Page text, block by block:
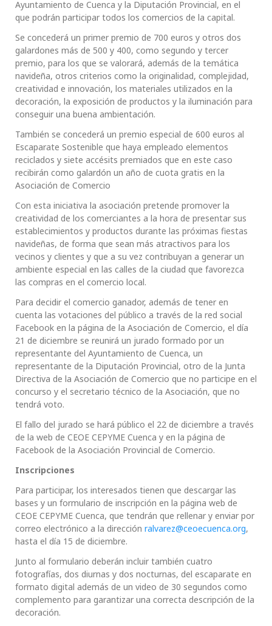
Ayuntamiento de Cuenca y la Diputación Provincial, en el
que podrán participar todos los comercios de la capital.
Se concederá un primer premio de 700 euros y otros dos
galardones más de 500 y 400, como segundo y tercer
premio, para los que se valorará, además de la temática
navideña, otros criterios como la originalidad, complejidad,
creatividad e innovación, los materiales utilizados en la
decoración, la exposición de productos y la iluminación para
conseguir una buena ambientación.
También se concederá un premio especial de 600 euros al
Escaparate Sostenible que haya empleado elementos
reciclados y siete accésits premiados que en este caso
recibirán como galardón un año de cuota gratis en la
Asociación de Comercio
Con esta iniciativa la asociación pretende promover la
creatividad de los comerciantes a la hora de presentar sus
establecimientos y productos durante las próximas fiestas
navideñas, de forma que sean más atractivos para los
vecinos y clientes y que a su vez contribuyan a generar un
ambiente especial en las calles de la ciudad que favorezca
las compras en el comercio local.
Para decidir el comercio ganador, además de tener en
cuenta las votaciones del público a través de la red social
Facebook en la página de la Asociación de Comercio, el día
21 de diciembre se reunirá un jurado formado por un
representante del Ayuntamiento de Cuenca, un
representante de la Diputación Provincial, otro de la Junta
Directiva de la Asociación de Comercio que no participe en el
concurso y el secretario técnico de la Asociación, que no
tendrá voto.
El fallo del jurado se hará público el 22 de diciembre a través
de la web de CEOE CEPYME Cuenca y en la página de
Facebook de la Asociación Provincial de Comercio.
Inscripciones
Para participar, los interesados tienen que descargar las
bases y un formulario de inscripción en la página web de
CEOE CEPYME Cuenca, que tendrán que rellenar y enviar por
correo electrónico a la dirección ralvarez@ceoecuenca.org,
hasta el día 15 de diciembre.
Junto al formulario deberán incluir también cuatro
fotografías, dos diurnas y dos nocturnas, del escaparate en
formato digital además de un video de 30 segundos como
complemento para garantizar una correcta descripción de la
decoración.